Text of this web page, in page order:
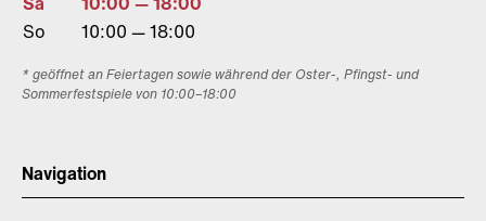
So
10:00 — 18:00
* geöffnet an Feiertagen sowie während der Oster-, Pfingst- und
Sommerfestspiele von 10:00–18:00
Navigation